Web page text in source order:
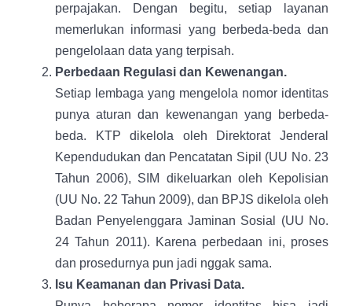
perpajakan. Dengan begitu, setiap layanan
memerlukan informasi yang berbeda-beda dan
pengelolaan data yang terpisah.
Perbedaan Regulasi dan Kewenangan.
Setiap lembaga yang mengelola nomor identitas
punya aturan dan kewenangan yang berbeda-
beda. KTP dikelola oleh Direktorat Jenderal
Kependudukan dan Pencatatan Sipil (UU No. 23
Tahun 2006), SIM dikeluarkan oleh Kepolisian
(UU No. 22 Tahun 2009), dan BPJS dikelola oleh
Badan Penyelenggara Jaminan Sosial (UU No.
24 Tahun 2011). Karena perbedaan ini, proses
dan prosedurnya pun jadi nggak sama.
Isu Keamanan dan Privasi Data.